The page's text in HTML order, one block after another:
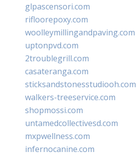
glpascensori.com
rifloorepoxy.com
woolleymillingandpaving.com
uptonpvd.com
2troublegrill.com
casateranga.com
sticksandstonesstudiooh.com
walkers-treeservice.com
shopmossi.com
untamedcollectivesd.com
mxpwellness.com
infernocanine.com